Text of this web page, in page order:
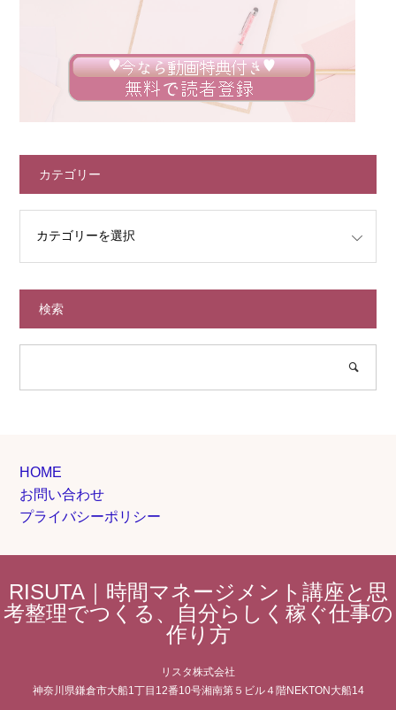
カテゴリー
検索
HOME
お問い合わせ
プライバシーポリシー
RISUTA｜時間マネージメント講座と思
考整理でつくる、自分らしく稼ぐ仕事の
作り方
リスタ株式会社
神奈川県鎌倉市大船1丁目12番10号湘南第５ビル４階NEKTON大船14